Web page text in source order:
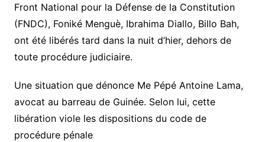
Front National pour la Défense de la Constitution
(FNDC), Foniké Menguè, Ibrahima Diallo, Billo Bah,
ont été libérés tard dans la nuit d’hier, dehors de
toute procédure judiciaire.
Une situation que dénonce Me Pépé Antoine Lama,
avocat au barreau de Guinée. Selon lui, cette
libération viole les dispositions du code de
procédure pénale